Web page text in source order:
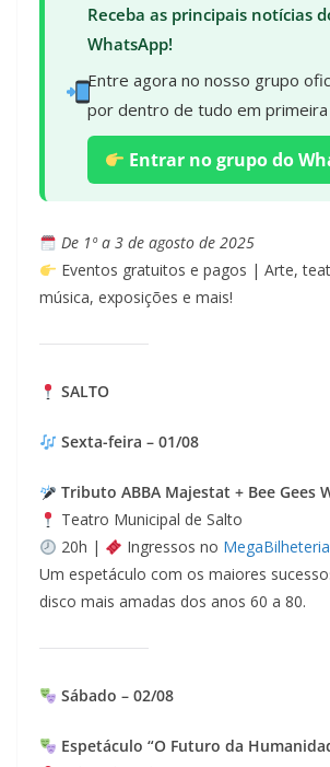
Receba as principais notícias
WhatsApp!
Entre agora no nosso grupo
por dentro de tudo em primeira
Entrar no grupo do
De 1º a 3 de agosto de 2025
Eventos gratuitos e pagos | Arte,
música, exposições e mais!
SALTO
Sexta-feira – 01/08
Tributo ABBA Majestat + Bee Gees
Teatro Municipal de Salto
20h |
Ingressos no
Um espetáculo com os maiores
disco mais amadas dos anos 60 a 80.
Sábado – 02/08
Espetáculo “O Futuro da